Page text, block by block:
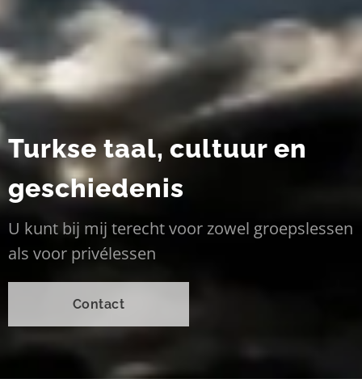
Turkse taal, cultuur en
geschiedenis
U kunt bij mij terecht voor zowel groepslessen
als voor privélessen
Contact